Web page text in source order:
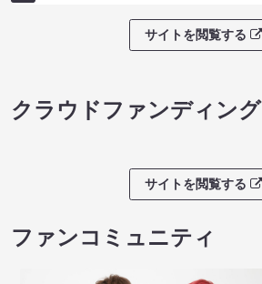
サイトを閲覧する
クラウドファンディング
サイトを閲覧する
ファンコミュニティ